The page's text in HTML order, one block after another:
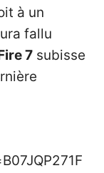
à un
fallu
7 subisse